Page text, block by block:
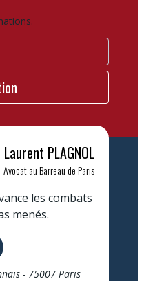
Laurent PLAGNOL
Avocat au Barreau de Paris
les combats
menés.
- 75007 Paris